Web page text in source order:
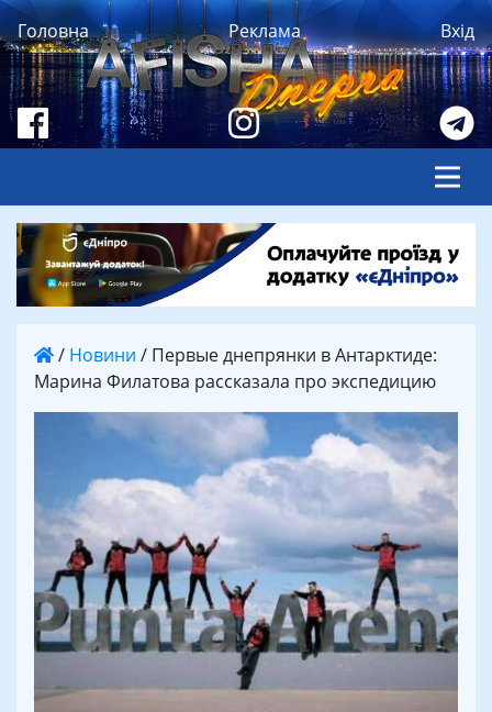
Головна Реклама Вхід
/ Новини / Первые днепрянки в Антарктиде:
Марина Филатова рассказала про экспедицию